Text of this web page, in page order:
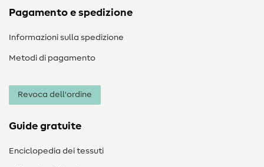
Pagamento e spedizione
Informazioni sulla spedizione
Metodi di pagamento
Revoca dell'ordine
Guide gratuite
Enciclopedia dei tessuti